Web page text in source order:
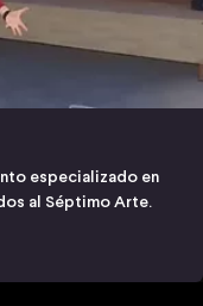
especializado en
al Séptimo Arte.